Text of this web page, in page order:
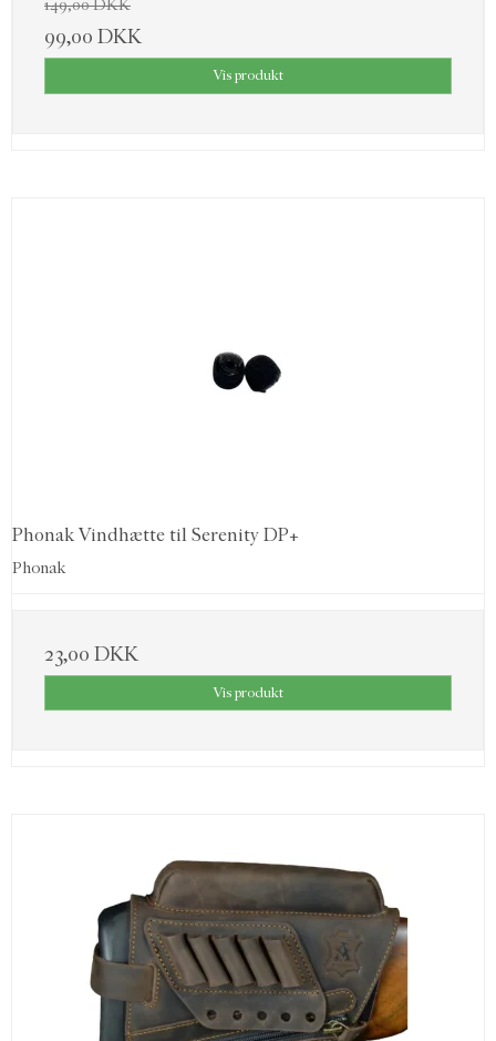
149,00 DKK
99,00 DKK
Vis produkt
Phonak Vindhætte til Serenity DP+
Phonak
23,00 DKK
Vis produkt